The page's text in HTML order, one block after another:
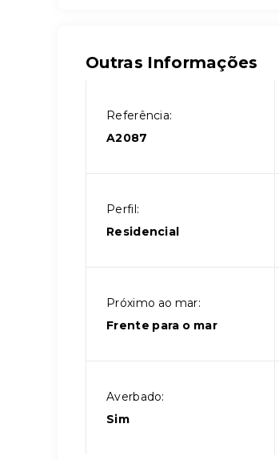
Outras Informações
Referência:
A2087
Perfil:
Residencial
Próximo ao mar:
Frente para o mar
Averbado:
Sim